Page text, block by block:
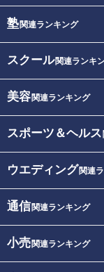
塾関連ランキング
スクール関連ランキ
美容関連ランキング
スポーツ＆ヘルス
ウエディング関連
通信関連ランキング
小売関連ランキング